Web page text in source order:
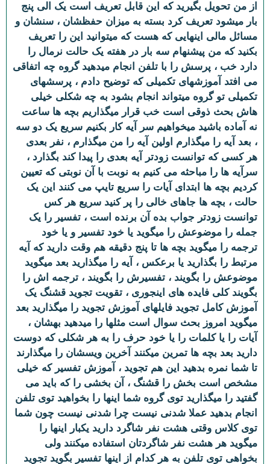
از من تحویل بگیرید که این قابل تعریف است یک الی پنج
بار میشود تعریف کرد بسته به میزان حفظشان ، سنشان و
مسائل مالی اینهایی که هست که میتوانید این را تعریف
بکنید که من پیشنهام سه بار در هفته یک حالت نرمال را
دارد خب ، پرسش را با تلفن انجام میدهید گروه چه اتفاقی
می افتد آموزشهای تکمیلی که توضیح دادم ، پرسشهای
تکمیلی تو گروه میتواند انجام بشود به چه شکلی خیلی
هاش بحث ذوقی است خب قرار میگذاریم بچه ها ساعت
نه آماده باشید میخواهیم سر آیه کار بکنیم سریع یک دو سه
، بعد آیه را میگذارم اولین آیه را من میگذارم ، نفر بعدی
هر کسی که توانست زودتر آیه بعدی را پیدا کند بگذارد ،
سرآیه ها را مباحثه می کنیم به نوبت با آن نوبتی که تعیین
کردیم بچه ها ابتدای آیات را سریع تایپ می کنند این یک
حالت ، بچه ها جاهای خالی را پر کنید سریع هر کس
توانست زودتر جواب بده آن برنده است ، تفسیر را یک
جمله را موضوعش را میگوید یا خود تفسیر و یا خود
ترجمه را میگوید بچه ها تا پنج دقیقه هم وقت دارید که آیه
مرتبط را بگذارید یا برعکس ، آیه را میگذارید بعد میگوید
موضوعش را بگویند ، تفسیرش را بگویند ، ترجمه اش را
بگویند کلی فایده های اینجوری ، تقویت تجوید قشنگ یک
آموزش کامل تجوید فایلهای آموزش تجوید را میگذارید بعد
میگوید امروز بحث سوال است مثلها را میدهید بهشان ،
آیات را یا کلمات را یا خود حرف را به هر شکلی که دوست
دارید بعد بچه ها تمرین میکنند آخرین ویسشان را میگذارند
تا شما نمره بدهید این هم تجوید ، آموزش تفسیر که خیلی
مشخص است بخش را قشنگ ، آن بخشی را که باید می
گفتید را میگذارید توی گروه شما اینها را بخواهید توی تلفن
انجام بدهید عملا شدنی نیست چرا شدنی نیست چون شما
توی کلاس وقتی هشت نفر شاگرد دارید یکبار اینها را
میگوید هر هشت نفر شاگردتان استفاده میکنند ولی
بخواهی توی تلفن به هر کدام از اینها تفسیر بگوید تجوید